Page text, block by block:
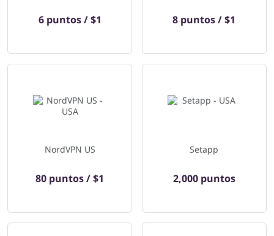
6 puntos / $1 8 puntos / $1
NordVPN US
80 puntos / $1
Setapp
2,000 puntos